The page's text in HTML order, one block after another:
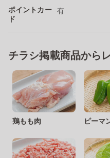
ポイントカー
ド
有
チラシ掲載商品から
鶏もも肉 ピーマ